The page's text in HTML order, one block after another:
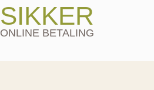
SIKKER
ONLINE BETALING